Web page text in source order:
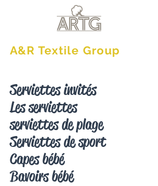
A&R Textile Group
Serviettes invités
Les serviettes
serviettes de plage
Serviettes de sport
Capes bébé
Bavoirs bébé